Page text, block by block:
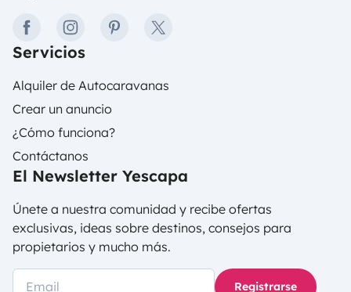
facebookinstagrampinteresttwitter
Servicios
Alquiler de Autocaravanas
Crear un anuncio
¿Cómo funciona?
Contáctanos
El Newsletter Yescapa
Únete a nuestra comunidad y recibe ofertas
exclusivas, ideas sobre destinos, consejos para
propietarios y mucho más.
Registrarse